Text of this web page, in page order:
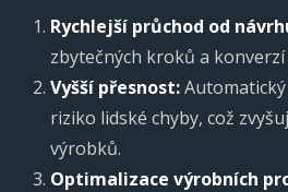
Rychlejší průchod od
zbytečných kroků a
Vyšší přesnost:
riziko lidské chyby, což
výrobků.
Optimalizace výrobních